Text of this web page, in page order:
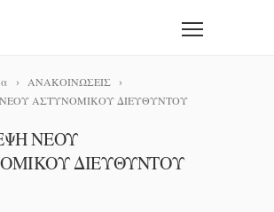
ΑΝΑΚΟΙΝΩΣΕΙΣ
ΑΣΤΥΝΟΜΙΚΟΥ ΔΙΕΥΘΥΝΤΟΥ
ΝΕΟΥ
ΔΙΕΥΘΥΝΤΟΥ